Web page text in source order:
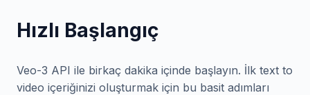
Hızlı Başlangıç
Veo-3 API ile birkaç dakika içinde başlayın. İlk text to
video içeriğinizi oluşturmak için bu basit adımları